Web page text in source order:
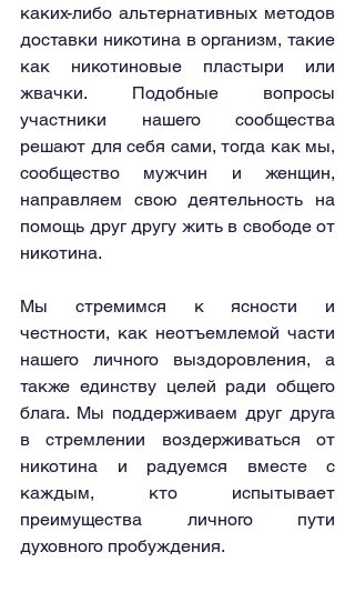
каких-либо альтернативных методов
доставки никотина в организм, такие
как никотиновые пластыри или
жвачки. Подобные вопросы
участники нашего сообщества
решают для себя сами, тогда как мы,
сообщество мужчин и женщин,
направляем свою деятельность на
помощь друг другу жить в свободе от
никотина.
Мы стремимся к ясности и
честности, как неотъемлемой части
нашего личного выздоровления, а
также единству целей ради общего
блага. Мы поддерживаем друг друга
в стремлении воздерживаться от
никотина и радуемся вместе с
каждым, кто испытывает
преимущества личного пути
духовного пробуждения.